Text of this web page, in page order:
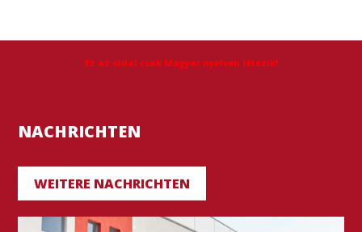
Ez az oldal csak Magyar nyelven létezik!
NACHRICHTEN
WEITERE NACHRICHTEN